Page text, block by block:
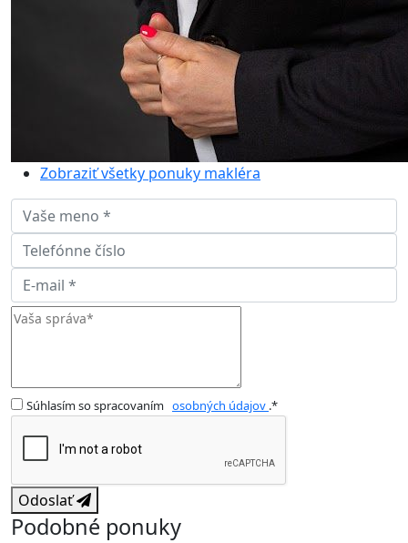
Zobraziť všetky ponuky makléra
Súhlasím so spracovaním osobných údajov .*
Odoslať
Podobné ponuky